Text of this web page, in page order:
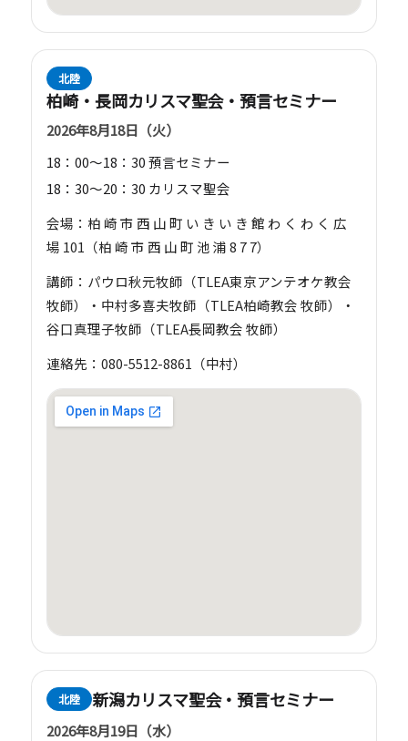
北陸
柏崎・長岡カリスマ聖会・預言セミナー
2026年8月18日（火）
18：00～18：30 預言セミナー
18：30～20：30 カリスマ聖会
会場：柏 崎 市 西 山 町 い き い き 館 わ く わ く 広
場 101（柏 崎 市 西 山 町 池 浦 8 7 7）
講師：パウロ秋元牧師（TLEA東京アンテオケ教会
牧師）・中村多喜夫牧師（TLEA柏崎教会 牧師）・
谷口真理子牧師（TLEA長岡教会 牧師）
連絡先：080-5512-8861（中村）
北陸 新潟カリスマ聖会・預言セミナー
2026年8月19日（水）